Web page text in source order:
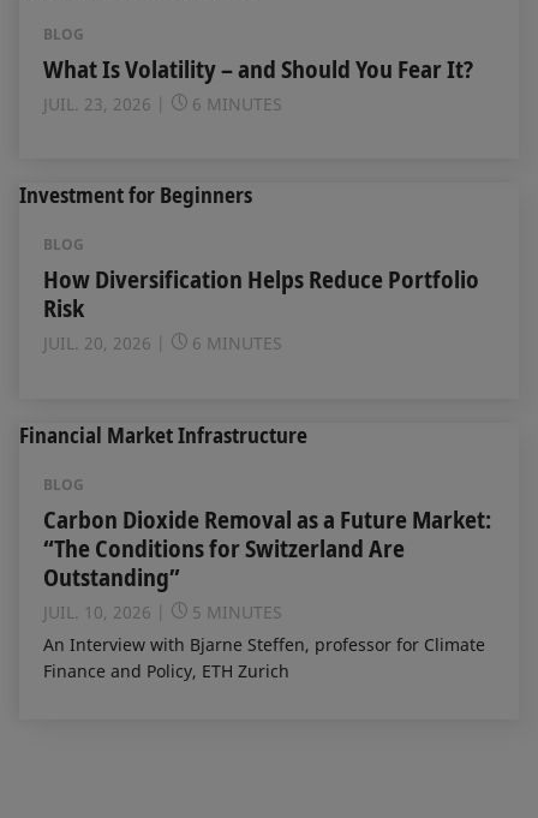
BLOG
What Is Volatility – and Should You Fear It?
JUIL. 23, 2026 6 MINUTES
Investment for Beginners
BLOG
How Diversification Helps Reduce Portfolio
Risk
JUIL. 20, 2026 6 MINUTES
Financial Market Infrastructure
BLOG
Carbon Dioxide Removal as a Future Market:
“The Conditions for Switzerland Are
Outstanding”
JUIL. 10, 2026
5 MINUTES
An Interview with Bjarne Steffen, professor for Climate
Finance and Policy, ETH Zurich